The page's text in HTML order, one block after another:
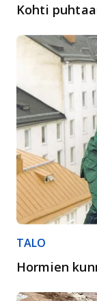
Kohti
TALO
Hormien